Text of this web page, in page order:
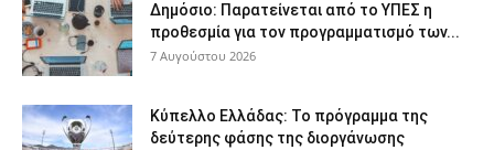
Δημόσιο: Παρατείνεται από το ΥΠΕΣ η
προθεσμία για τον προγραμματισμό των...
7 Αυγούστου 2026
Κύπελλο Ελλάδας: Το πρόγραμμα της
δεύτερης φάσης της διοργάνωσης